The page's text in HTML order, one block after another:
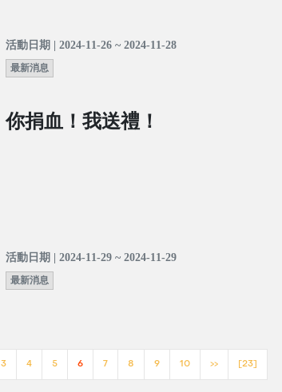
活動日期 | 2024-11-26 ~ 2024-11-28
最新消息
你捐血！我送禮！
活動日期 | 2024-11-29 ~ 2024-11-29
最新消息
3 4 5 6 7 8 9 10 >> [23]